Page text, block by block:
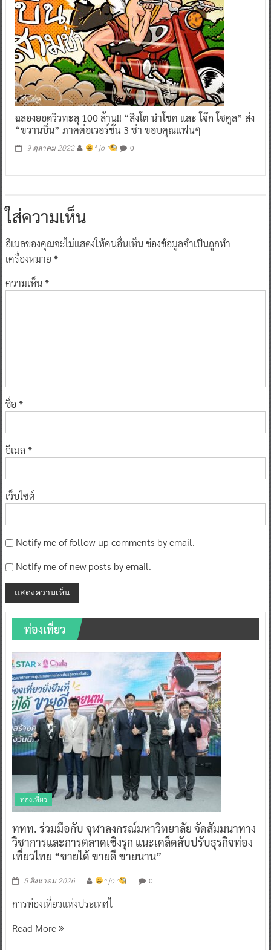
ฉลองยอดวิวทะลุ 100 ล้าน!! “สิงโต นำโชค และ โจ๊ก โซคูล” ส่ง
“ขวานบิ่น” ภาคต่อเวอร์ชั่น 3 ช่า ขอบคุณแฟนๆ
9 ตุลาคม 2022 ^ jo ^ 0
ใส่ความเห็น
อีเมลของคุณจะไม่แสดงให้คนอื่นเห็นช่องข้อมูลจำเป็นถูกทำ
เครื่องหมาย *
ความเห็น*
ชื่อ *
อีเมล *
เว็บไซต์
Notify me of follow-up comments by email.
Notify me of new posts by email.
ท่องเที่ยว
ท่องเที่ยว
ททท. ร่วมมือกับ จุฬาลงกรณ์มหาวิทยาลัย จัดสัมมนาทาง
วิชาการและการตลาดเชิงรุก แนะเคล็ดลับปรับธุรกิจท่อง
เที่ยวไทย “ขายได้ ขายดี ขายนาน”
5 สิงหาคม 2026 ^ jo ^ 0
การท่องเที่ยวแห่งประเทศไ
Read More